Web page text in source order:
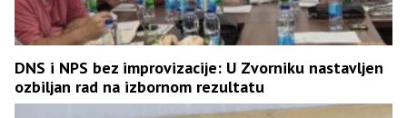
DNS i NPS bez improvizacije: U Zvorniku nastavljen
ozbiljan rad na izbornom rezultatu